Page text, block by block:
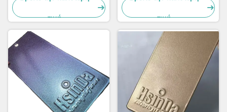
τιμή τιμή